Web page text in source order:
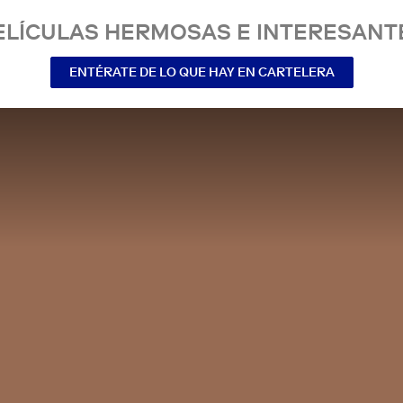
HERMOSAS E
ENTÉRATE DE LO QUE HAY EN CARTELERA